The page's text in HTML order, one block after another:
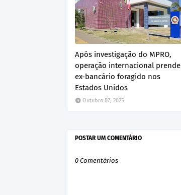
Após investigação do MPRO,
operação internacional prende
ex-bancário foragido nos
Estados Unidos
Outubro 07, 2025
POSTAR UM COMENTÁRIO
0 Comentários